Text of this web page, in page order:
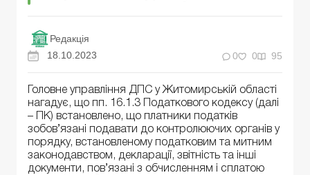
Редакція
18.10.2023
0 0 95
Головне управління ДПС у Житомирській області
нагадує, що пп. 16.1.3 Податкового кодексу (далі
– ПК) встановлено, що платники податків
зобов’язані подавати до контролюючих органів у
порядку, встановленому податковим та митним
законодавством, декларації, звітність та інші
документи, пов’язані з обчисленням і сплатою